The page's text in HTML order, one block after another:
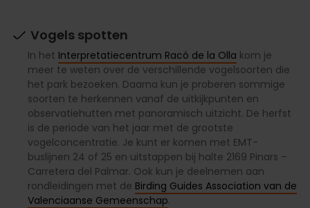
Vogels spotten
In het Interpretatiecentrum Racó de la Olla kom je
meer te weten over de verschillende vogelsoorten die
het park bezoeken. Daarna kun je proberen sommige
soorten te herkennen vanaf de uitkijkpunten en
observatiehutten met panoramisch uitzicht. De herfst
is de periode van het jaar met de grootste
vogelconcentratie. Je kunt er komen met EMT-
buslijnen 24 of 25 en uitstappen bij halte 2169 Pinars –
Carretera del Palmar. Ook kun je deelnemen aan
rondleidingen met de Birding Guides Association van de
Valenciaanse Gemeenschap.